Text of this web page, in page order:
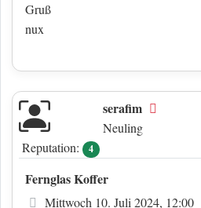
Gruß
nux
serafim
Neuling
Reputation:
4
Fernglas Koffer
Beitrag
Mittwoch 10. Juli 2024, 12:00